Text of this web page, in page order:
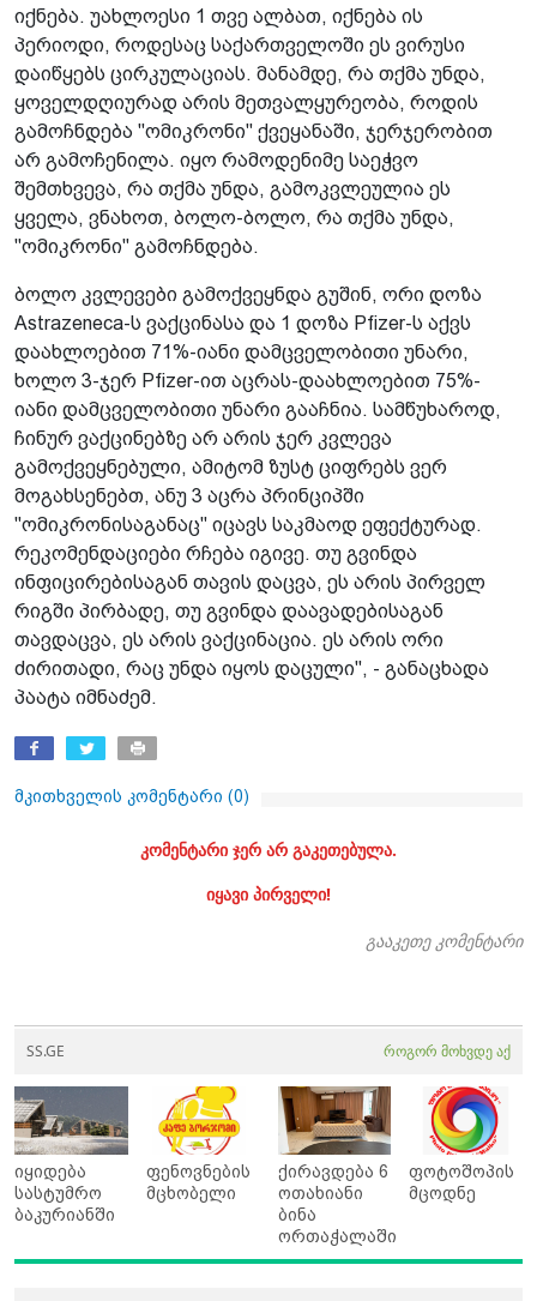
იქნება. უახლოესი 1 თვე ალბათ, იქნება ის
პერიოდი, როდესაც საქართველოში ეს ვირუსი
დაიწყებს ცირკულაციას. მანამდე, რა თქმა უნდა,
ყოველდღიურად არის მეთვალყურეობა, როდის
გამოჩნდება "ომიკრონი" ქვეყანაში, ჯერჯერობით
არ გამოჩენილა. იყო რამოდენიმე საეჭვო
შემთხვევა, რა თქმა უნდა, გამოკვლეულია ეს
ყველა, ვნახოთ, ბოლო-ბოლო, რა თქმა უნდა,
"ომიკრონი" გამოჩნდება.
ბოლო კვლევები გამოქვეყნდა გუშინ, ორი დოზა
Astrazeneca-ს ვაქცინასა და 1 დოზა Pfizer-ს აქვს
დაახლოებით 71%-იანი დამცველობითი უნარი,
ხოლო 3-ჯერ Pfizer-ით აცრას-დაახლოებით 75%-
იანი დამცველობითი უნარი გააჩნია. სამწუხაროდ,
ჩინურ ვაქცინებზე არ არის ჯერ კვლევა
გამოქვეყნებული, ამიტომ ზუსტ ციფრებს ვერ
მოგახსენებთ, ანუ 3 აცრა პრინციპში
"ომიკრონისაგანაც" იცავს საკმაოდ ეფექტურად.
რეკომენდაციები რჩება იგივე. თუ გვინდა
ინფიცირებისაგან თავის დაცვა, ეს არის პირველ
რიგში პირბადე, თუ გვინდა დაავადებისაგან
თავდაცვა, ეს არის ვაქცინაცია. ეს არის ორი
ძირითადი, რაც უნდა იყოს დაცული", - განაცხადა
პაატა იმნაძემ.
მკითხველის კომენტარი (0)
კომენტარი ჯერ არ გაკეთებულა.
იყავი პირველი!
გააკეთე კომენტარი
SS.GE როგორ მოხვდე აქ
იყიდება
სასტუმრო
ბაკურიანში
ფენოვნების
მცხობელი
ქირავდება 6
ოთახიანი
ბინა
ორთაჭალაში
ფოტოშოპის
მცოდნე